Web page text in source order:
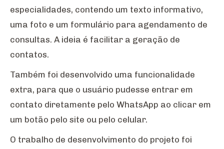
especialidades, contendo um texto informativo,
uma foto e um formulário para agendamento de
consultas. A ideia é facilitar a geração de
contatos.
Também foi desenvolvido uma funcionalidade
extra, para que o usuário pudesse entrar em
contato diretamente pelo WhatsApp ao clicar em
um botão pelo site ou pelo celular.
O trabalho de desenvolvimento do projeto foi